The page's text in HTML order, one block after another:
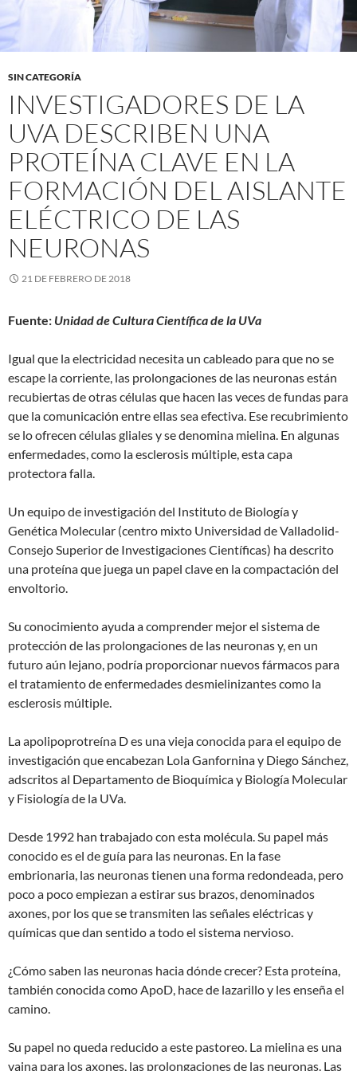
SIN CATEGORÍA
INVESTIGADORES DE LA
UVA DESCRIBEN UNA
PROTEÍNA CLAVE EN LA
FORMACIÓN DEL AISLANTE
ELÉCTRICO DE LAS
NEURONAS
21 DE FEBRERO DE 2018
Fuente: Unidad de Cultura Científica de la UVa
Igual que la electricidad necesita un cableado para que no se
escape la corriente, las prolongaciones de las neuronas están
recubiertas de otras células que hacen las veces de fundas para
que la comunicación entre ellas sea efectiva. Ese recubrimiento
se lo ofrecen células gliales y se denomina mielina. En algunas
enfermedades, como la esclerosis múltiple, esta capa
protectora falla.
Un equipo de investigación del Instituto de Biología y
Genética Molecular (centro mixto Universidad de Valladolid-
Consejo Superior de Investigaciones Científicas) ha descrito
una proteína que juega un papel clave en la compactación del
envoltorio.
Su conocimiento ayuda a comprender mejor el sistema de
protección de las prolongaciones de las neuronas y, en un
futuro aún lejano, podría proporcionar nuevos fármacos para
el tratamiento de enfermedades desmielinizantes como la
esclerosis múltiple.
La apolipoprotreína D es una vieja conocida para el equipo de
investigación que encabezan Lola Ganfornina y Diego Sánchez,
adscritos al Departamento de Bioquímica y Biología Molecular
y Fisiología de la UVa.
Desde 1992 han trabajado con esta molécula. Su papel más
conocido es el de guía para las neuronas. En la fase
embrionaria, las neuronas tienen una forma redondeada, pero
poco a poco empiezan a estirar sus brazos, denominados
axones, por los que se transmiten las señales eléctricas y
químicas que dan sentido a todo el sistema nervioso.
¿Cómo saben las neuronas hacia dónde crecer? Esta proteína,
también conocida como ApoD, hace de lazarillo y les enseña el
camino.
Su papel no queda reducido a este pastoreo. La mielina es una
vaina para los axones, las prolongaciones de las neuronas. Las